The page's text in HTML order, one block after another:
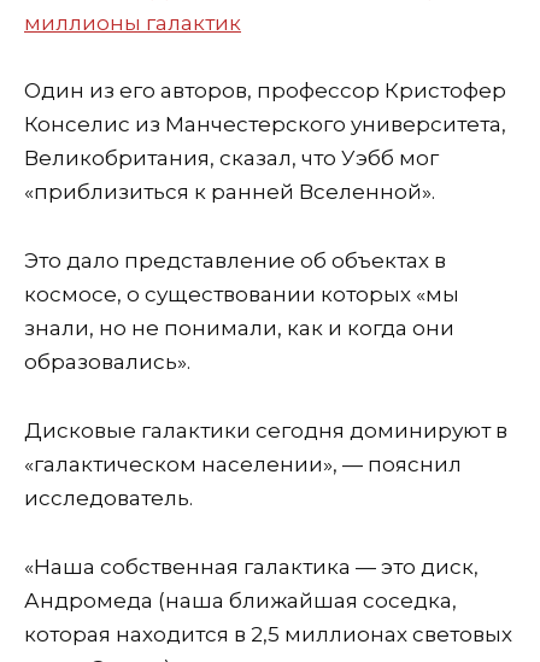
Один из его авторов, профессор Кристофер
Конселис из Манчестерского университета,
Великобритания, сказал, что Уэбб мог
«приблизиться к ранней Вселенной».
Это дало представление об объектах в
космосе, о существовании которых «мы
знали, но не понимали, как и когда они
образовались».
Дисковые галактики сегодня доминируют в
«галактическом населении», — пояснил
исследователь.
«Наша собственная галактика — это диск,
Андромеда (наша ближайшая соседка,
которая находится в 2,5 миллионах световых